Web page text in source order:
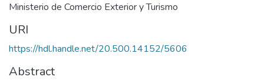
Ministerio de Comercio Exterior y Turismo
URI
https://hdl.handle.net/20.500.14152/5606
Abstract